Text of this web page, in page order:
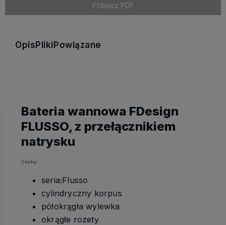
Pobierz PDF
Opis Pliki Powiązane
Bateria wannowa FDesign
FLUSSO, z przełącznikiem
natrysku
Cechy:
seria:Flusso
cylindryczny korpus
półokrągła wylewka
okrągłe rozety